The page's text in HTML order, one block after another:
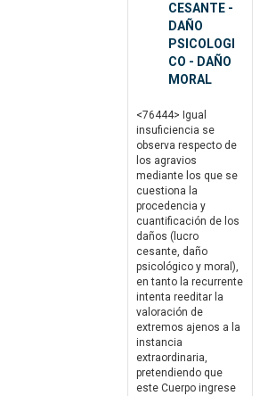
CESANTE -
DAÑO
PSICOLOGI
CO - DAÑO
MORAL
<76444> Igual
insuficiencia se
observa respecto de
los agravios
mediante los que se
cuestiona la
procedencia y
cuantificación de los
daños (lucro
cesante, daño
psicológico y moral),
en tanto la recurrente
intenta reeditar la
valoración de
extremos ajenos a la
instancia
extraordinaria,
pretendiendo que
este Cuerpo ingrese